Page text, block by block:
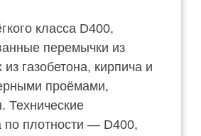
класса D400,
перемычки из
газобетона, кирпича и
проёмами,
Технические
плотности — D400,